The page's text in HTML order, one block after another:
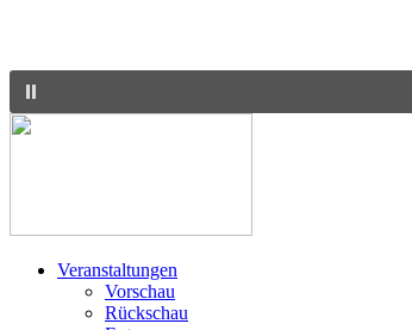
Veranstaltungen
Vorschau
Rückschau